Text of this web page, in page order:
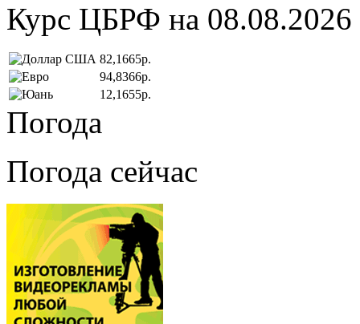
Курс ЦБРФ на 08.08.2026
82,1665р.
94,8366р.
12,1655р.
Погода
Погода сейчас